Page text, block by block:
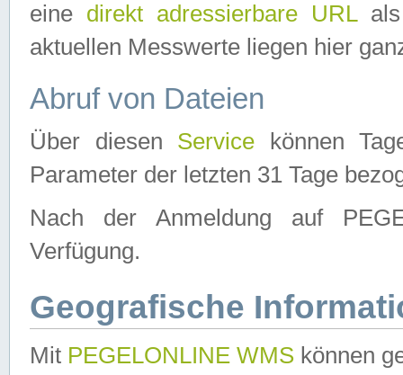
eine direkt adressierbare URLals
aktuellen Messwerte liegen hier
Abruf von Dateien
Über diesen Service können
Parameter der letzten 31 Tage
Nach der Anmeldung auf
Verfügung.
Geografische
Mit PEGELONLINE WMS können